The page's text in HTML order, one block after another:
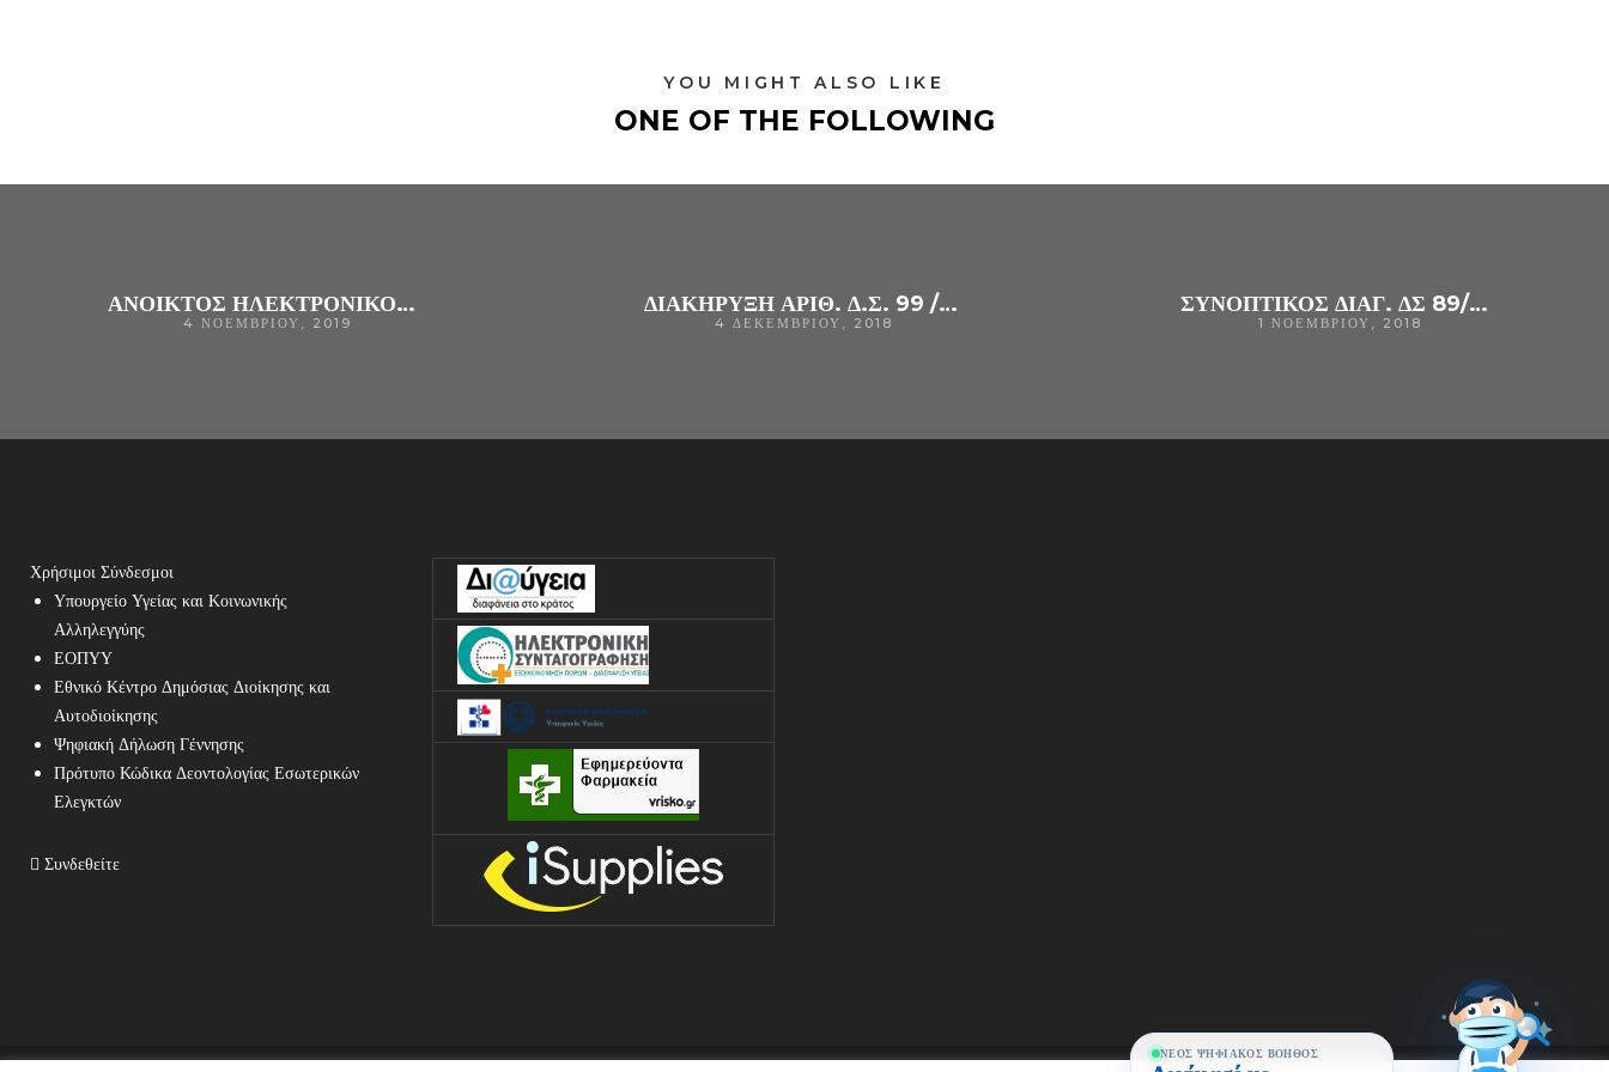
YOU MIGHT ALSO LIKE
ONE OF THE FOLLOWING
ΑΝΟΙΚΤΟΣ ΗΛΕΚΤΡΟΝΙΚΟΣ ΔΙΑΓΩΝΙΣΜΟΣ ΑΝΩ ΤΩΝ ΟΡΙΩΝ ΓΙΑ ΤΗΝ ΠΡΟΜΗΘΕΙΑ «ΥΓΡΩΝ ΚΑΥΣΙΜΩΝ ΤΟΥ Γ.Ν. ΑΡΤΑΣ ΚΑΙ ΤΩΝ ΤΜΗΜΑΤΩΝ ΑΡΜΟΔΙΟΤΗΤΑΣ ΤΟΥ (ΚΕ.Φ.Ι.ΑΠ. ΤΟΥ Γ.Ν. ΑΡΤΑΣ, Δ.Ι.Ε.Κ. ΤΟΥ Γ.Ν. ΑΡΤΑΣ, ΞΕΝΩΝΑΣ ΜΕΛΙΣΑΝΘΙΑ KAI ΤΟΥ A΄ ΠΡΟΣΤΑΤΕΥΟΜΕΝΟΥ ΔΙΑΜΕΡΙΣΜΑΤΟΣ
4 ΝΟΕΜΒΡΊΟΥ, 2019
ΔΙΑΚΗΡΥΞΗ ΑΡΙΘ. Δ.Σ. 99 /2018 ΣΥΝΟΠΤΙΚΟΥ ΔΙΑΓΩΝΙΣΜΟΥ ΓΙΑ ΤΗΝ ΠΡΟΜΗΘΕΙΑ « ΥΓΡΩΝ ΚΑΥΣΙΜΩΝ ΤΟΥ ΓΝ ΑΡΤΑΣ
4 ΔΕΚΕΜΒΡΊΟΥ, 2018
ΣΥΝΟΠΤΙΚΟΣ ΔΙΑΓ. ΔΣ 89/2018 ΓΙΑ ΠΡΟΜΗΘΕΙΑ ΥΓΡΩΝ ΚΑΥΣΙΜΩΝ ΓΙΑ ΤΙΣ ΑΝΑΓΚΕΣ ΤΟΥ Γ. Ν. ΆΡΤΑΣ ΚΑΙ ΤΩΝ ΤΜΗΜΑΤΩΝ ΑΡΜΟΔΙΟΤΗΤΑΣ ΤΟΥ
1 ΝΟΕΜΒΡΊΟΥ, 2018
Χρήσιμοι Σύνδεσμοι
Υπουργείο Υγείας και Κοινωνικής
Αλληλεγγύης
ΕΟΠΥΥ
Εθνικό Κέντρο Δημόσιας Διοίκησης και
Αυτοδιοίκησης
Ψηφιακή Δήλωση Γέννησης
Πρότυπο Κώδικα Δεοντολογίας Εσωτερικών
Ελεγκτών
Συνδεθείτε
ΝΈΟΣ ΨΗΦΙΑΚΌΣ ΒΟΗΘΌΣ